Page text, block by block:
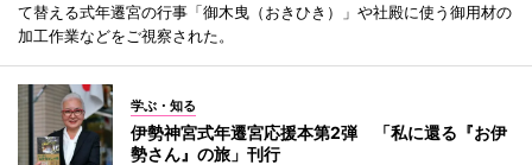
て替える式年遷宮の行事「御木曳（おきひき）」や社殿に使う御用材の
加工作業などをご視察された。
学ぶ・知る
伊勢神宮式年遷宮応援本第2弾 「私に還る『お伊
勢さん』の旅」刊行